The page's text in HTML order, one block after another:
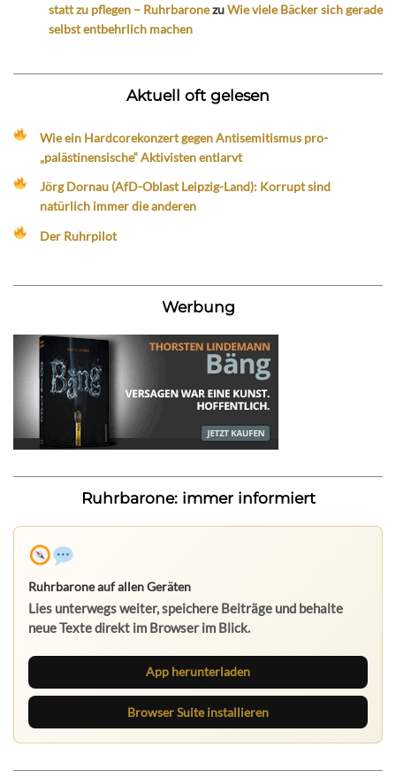
statt zu pflegen – RuhrbaronezuWie viele Bäcker sich gerade
selbst entbehrlich machen
Aktuell oft gelesen
Wie ein Hardcorekonzert gegen Antisemitismus pro-
„palästinensische“ Aktivisten entlarvt
Jörg Dornau (AfD-Oblast Leipzig-Land): Korrupt sind
natürlich immer die anderen
Der Ruhrpilot
Werbung
Ruhrbarone: immer informiert
Ruhrbarone auf allen Geräten
Lies unterwegs weiter, speichere Beiträge und behalte
neue Texte direkt im Browser im Blick.
App herunterladen
Browser Suite installieren